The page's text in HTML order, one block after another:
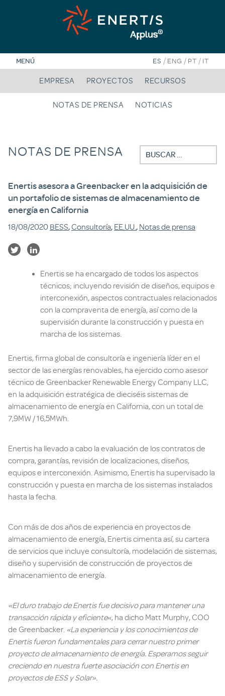
MENÚ ES / ENG / PT / IT
EMPRESA PROYECTOS RECURSOS
NOTAS DE PRENSA NOTICIAS
NOTAS DE PRENSA Buscar:
Enertis asesora a Greenbacker en la adquisición de
un portafolio de sistemas de almacenamiento de
energía en California
18/08/2020 BESS,Consultoría, EE.UU., Notas de prensa
Enertis se ha encargado de todos los aspectos
técnicos; incluyendo revisión de diseños, equipos e
interconexión, aspectos contractuales relacionados
con la compraventa de energía, así como de la
supervisión durante la construcción y puesta en
marcha de los sistemas.
Enertis, firma global de consultoría e ingeniería líder en el
sector de las energías renovables, ha ejercido como asesor
técnico de Greenbacker Renewable Energy Company LLC,
en la adquisición estratégica de dieciséis sistemas de
almacenamiento de energía en California, con un total de
7,9MW / 16,5MWh.
Enertis ha llevado a cabo la evaluación de los contratos de
compra, garantías, revisión de localizaciones, diseños,
equipos e interconexión. Asimismo, Enertis ha supervisado la
construcción y puesta en marcha de los sistemas instalados
hasta la fecha.
Con más de dos años de experiencia en proyectos de
almacenamiento de energía, Enertis cimenta así, su cartera
de servicios que incluye consultoría, modelación de sistemas,
diseño y supervisión de construcción de proyectos de
almacenamiento de energía.
«El duro trabajo de Enertis fue decisivo para mantener una
transacción rápida y eficiente«, ha dicho Matt Murphy, COO
de Greenbacker. «La experiencia y los conocimientos de
Enertis fueron fundamentales para cerrar nuestro primer
proyecto de almacenamiento de energía. Esperamos seguir
creciendo en nuestra fuerte asociación con Enertis en
proyectos de ESS y Solar».